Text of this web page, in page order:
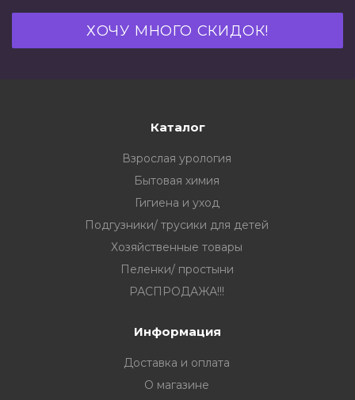
Каталог
Взрослая урология
Бытовая химия
Гигиена и уход
Подгузники/ трусики для детей
Хозяйственные товары
Пеленки/ простыни
РАСПРОДАЖА!!!
Информация
Доставка и оплата
О магазине